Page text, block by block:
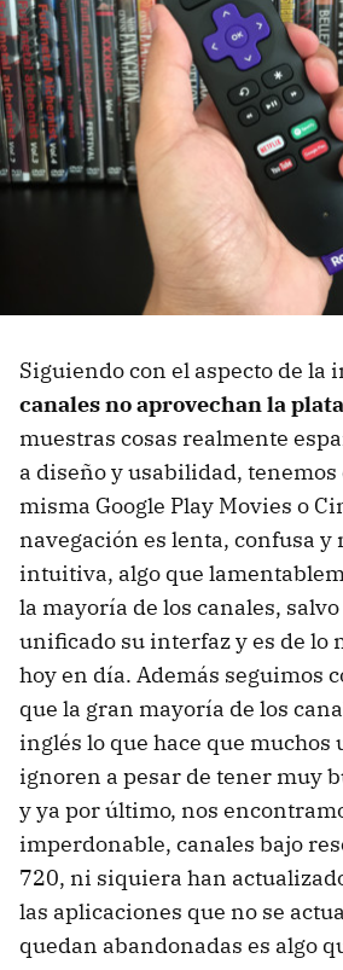
Siguiendo con el aspecto de la
canales no aprovechan la
muestras cosas realmente
a diseño y usabilidad, tenemos
misma Google Play Movies o
navegación es lenta, confusa y
intuitiva, algo que
la mayoría de los canales,
unificado su interfaz y es de lo
hoy en día. Además seguimos
que la gran mayoría de los
inglés lo que hace que muchos
ignoren a pesar de tener muy
y ya por último, nos
imperdonable, canales bajo
720, ni siquiera han
las aplicaciones que no se
quedan abandonadas es algo